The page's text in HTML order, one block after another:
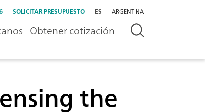
SOLICITAR PRESUPUESTO ES ARGENTINA
Obtener cotización
the